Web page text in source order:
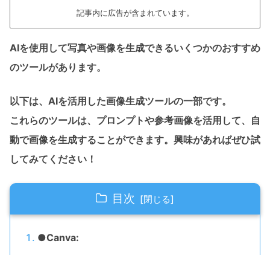
記事内に広告が含まれています。
AIを使用して写真や画像を生成できるいくつかのおすすめ
のツールがあります。
以下は、AIを活用した画像生成ツールの一部です。
これらのツールは、プロンプトや参考画像を活用して、自
動で画像を生成することができます。興味があればぜひ試
してみてください！
目次
●Canva: